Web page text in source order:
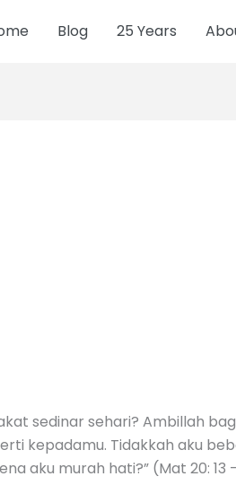
Blog 25 Years
sedinar sehari? Ambillah
kepadamu. Tidakkah aku
aku murah hati?” (Mat 20: 13